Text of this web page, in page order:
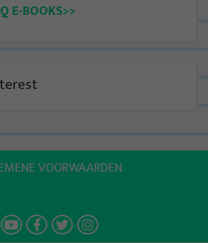
E-BOOKS>>
VOORWAARDEN